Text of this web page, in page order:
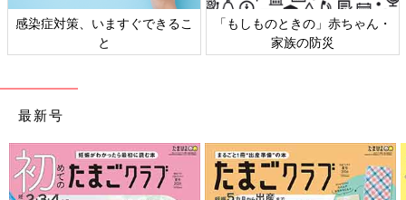
ん・
日本外来小児科学会リーフレッ
六星占術 細木かおりさん
最新号